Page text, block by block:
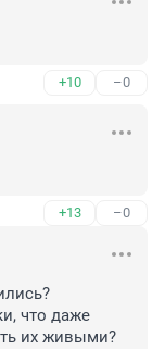
+10 –0
+13 –0
что даже
их живыми?